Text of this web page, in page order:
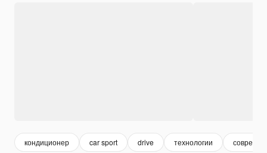
кондиционер car sport drive технологии